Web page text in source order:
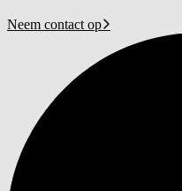
Neem contact op